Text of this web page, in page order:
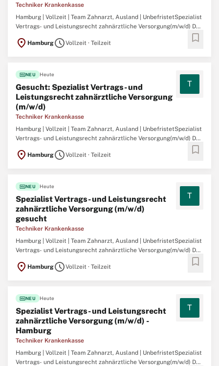
Techniker Krankenkasse
Hamburg | Vollzeit | Team Zahnarzt, Ausland | UnbefristetSpezialist
Vertrags- und Leistungsrecht zahnärztliche Versorgung(m/w/d) Das
Team AVZ befasst sich mit der Ausgestaltung der zahnärztlichen
Versorgung sowie dem EG- und Abkommensrecht und besteht aus
location_on HamburgscheduleVollzeit · Teilzeit bookmark
fiber_newNEU Heute
Gesucht: Spezialist Vertrags- und
Leistungsrecht zahnärztliche Versorgung
(m/w/d)
Techniker Krankenkasse
T
Hamburg | Vollzeit | Team Zahnarzt, Ausland | UnbefristetSpezialist
Vertrags- und Leistungsrecht zahnärztliche Versorgung(m/w/d) Das
Team AVZ befasst sich mit der Ausgestaltung der zahnärztlichen
Versorgung sowie dem EG- und Abkommensrecht und besteht aus
location_on HamburgscheduleVollzeit · Teilzeit bookmark
fiber_newNEU Heute
Spezialist Vertrags- und Leistungsrecht
zahnärztliche Versorgung (m/w/d)
gesucht
Techniker Krankenkasse
T
Hamburg | Vollzeit | Team Zahnarzt, Ausland | UnbefristetSpezialist
Vertrags- und Leistungsrecht zahnärztliche Versorgung(m/w/d) Das
Team AVZ befasst sich mit der Ausgestaltung der zahnärztlichen
Versorgung sowie dem EG- und Abkommensrecht und besteht aus
location_on HamburgscheduleVollzeit · Teilzeit bookmark
fiber_newNEU Heute
Spezialist Vertrags- und Leistungsrecht
zahnärztliche Versorgung (m/w/d) -
Hamburg
Techniker Krankenkasse
T
Hamburg | Vollzeit | Team Zahnarzt, Ausland | UnbefristetSpezialist
Vertrags- und Leistungsrecht zahnärztliche Versorgung(m/w/d) Das